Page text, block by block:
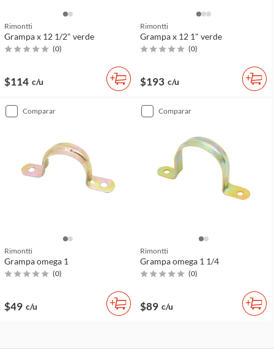
Rimontti
Grampa x 12 1/2" verde
(0)
$114 c/u
Rimontti
Grampa x 12 1" verde
(0)
$193 c/u
comparar
Rimontti
Grampa omega 1
(0)
$49 c/u
comparar
Rimontti
Grampa omega 1 1/4
(0)
$89 c/u